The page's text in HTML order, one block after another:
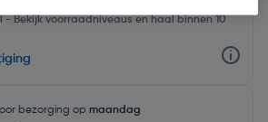
- Bekijk voorraadniveaus en haal binnen 10
bezorging op maandag